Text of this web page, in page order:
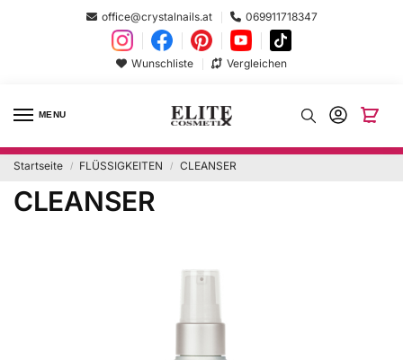
office@crystalnails.at 069911718347
Wunschliste Vergleichen
MENU
Startseite / FLÜSSIGKEITEN / CLEANSER
CLEANSER